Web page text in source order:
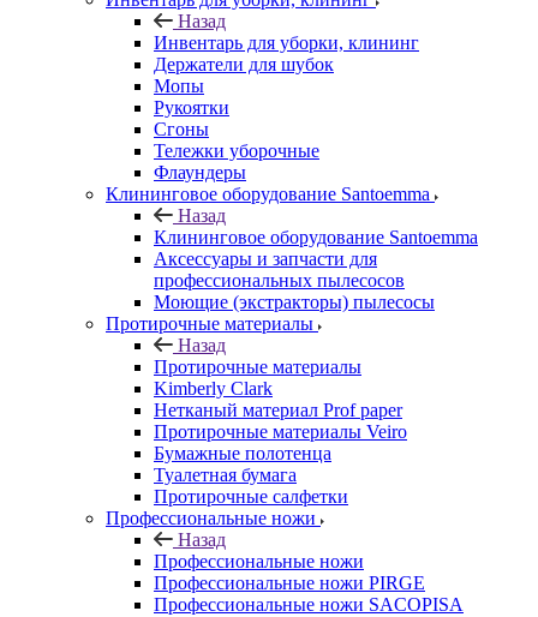
Назад
Инвентарь для уборки, клининг
Держатели для шубок
Мопы
Рукоятки
Сгоны
Тележки уборочные
Флаундеры
Клининговое оборудование Santoemma
Назад
Клининговое оборудование Santoemma
Аксессуары и запчасти для
профессиональных пылесосов
Моющие (экстракторы) пылесосы
Протирочные материалы
Назад
Протирочные материалы
Kimberly Clark
Нетканый материал Prof paper
Протирочные материалы Veiro
Бумажные полотенца
Туалетная бумага
Протирочные салфетки
Профессиональные ножи
Назад
Профессиональные ножи
Профессиональные ножи PIRGE
Профессиональные ножи SACOPISA